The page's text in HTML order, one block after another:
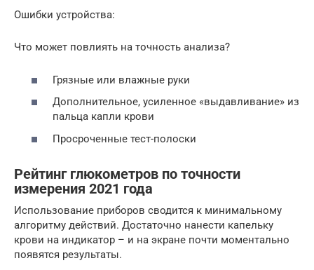
Ошибки устройства:
Что может повлиять на точность анализа?
Грязные или влажные руки
Дополнительное, усиленное «выдавливание» из
пальца капли крови
Просроченные тест-полоски
Рейтинг глюкометров по точности
измерения 2021 года
Использование приборов сводится к минимальному
алгоритму действий. Достаточно нанести капельку
крови на индикатор – и на экране почти моментально
появятся результаты.